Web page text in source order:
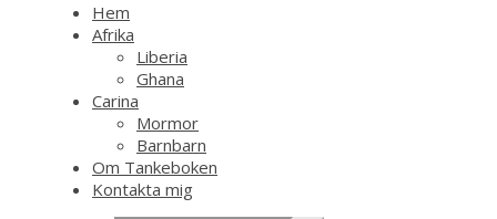
Hem
Afrika
Liberia
Ghana
Carina
Mormor
Barnbarn
Om Tankeboken
Kontakta mig